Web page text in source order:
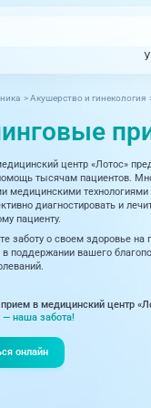
>Акушерство и гинекология
центр «Лотос»
тысячам пациентов.
медицинскими
диагностировать и
пациенту.
заботу о своем здоровье на
поддержании вашего
в медицинский центр
— наша забота!
онлайн
Пациентам
(Компьютерная томография)
Дерматовенерология
Интегративная
Инфекционный кабинет
Кардиология
Неврология,
Онкология, маммология